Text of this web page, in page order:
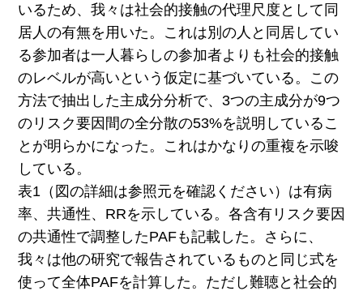
いるため、我々は社会的接触の代理尺度として同
居人の有無を用いた。これは別の人と同居してい
る参加者は一人暮らしの参加者よりも社会的接触
のレベルが高いという仮定に基づいている。この
方法で抽出した主成分分析で、3つの主成分が9つ
のリスク要因間の全分散の53%を説明しているこ
とが明らかになった。これはかなりの重複を示唆
している。
表1（図の詳細は参照元を確認ください）は有病
率、共通性、RRを示している。各含有リスク要因
の共通性で調整したPAFも記載した。さらに、
我々は他の研究で報告されているものと同じ式を
使って全体PAFを計算した。ただし難聴と社会的